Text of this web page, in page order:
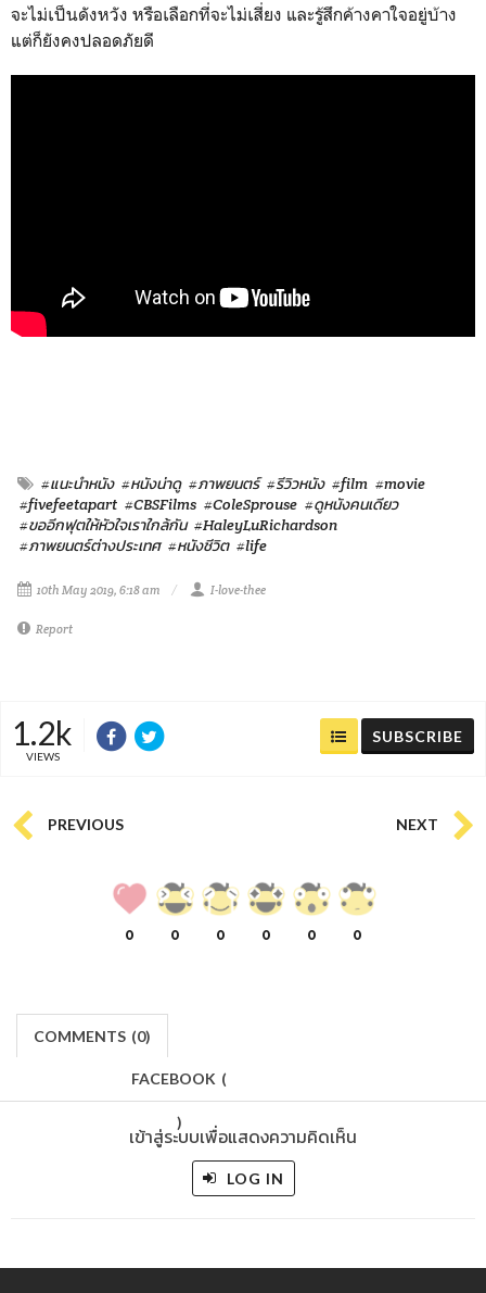
จะไม่เป็นดังหวัง หรือเลือกที่จะไม่เสี่ยง และรู้สึกค้างคาใจอยู่บ้าง
แต่ก็ยังคงปลอดภัยดี
#แนะนำหนัง #หนังน่าดู #ภาพยนตร์ #รีวิวหนัง #film #movie
#fivefeetapart #CBSFilms #ColeSprouse #ดูหนังคนเดียว
#ขออีกฟุตให้หัวใจเราใกล้กัน #HaleyLuRichardson
#ภาพยนตร์ต่างประเทศ #หนังชีวิต #life
10th May 2019, 6:18 am I-love-thee
Report
1.2k
VIEWS
SUBSCRIBE
PREVIOUS NEXT
0 0 0 0 0 0
COMMENTS (0)
FACEBOOK (
)
เข้าสู่ระบบเพื่อแสดงความคิดเห็น
LOG IN